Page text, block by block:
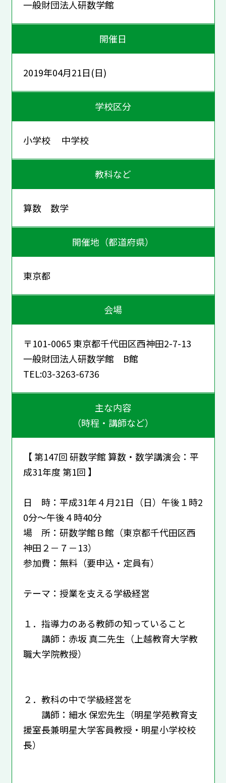
一般財団法人研数学館
開催日
2019年04月21日(日)
学校区分
小学校 中学校
教科など
算数 数学
開催地（都道府県）
東京都
会場
〒101-0065 東京都千代田区西神田2-7-13
一般財団法人研数学館 B館
TEL:03-3263-6736
主な内容
（時程・講師など）
【 第147回 研数学館 算数・数学講演会：平
成31年度 第1回 】
日 時：平成31年４月21日（日）午後１時2
0分～午後４時40分
場 所：研数学館Ｂ館（東京都千代田区西
神田２－７－13）
参加費：無料（要申込・定員有）
テーマ：授業を支える学級経営
１．指導力のある教師の知っていること
講師：赤坂 真二先生（上越教育大学教
職大学院教授）
２．教科の中で学級経営を
講師：細水 保宏先生（明星学苑教育支
援室長兼明星大学客員教授・明星小学校校
長）